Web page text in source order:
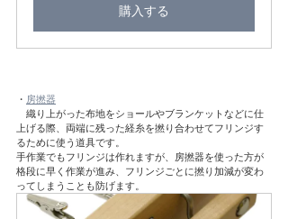
購入する
・ 房撚器
織り上がった布地をショールやブランケットなどに仕
上げる際、両端に残った経糸を撚り合わせてフリンジす
るために使う道具です。
手作業でもフリンジは作れますが、房撚器を使った方が
格段に早く作業が進み、フリンジごとに撚り加減が変わ
ってしまうことも防げます。